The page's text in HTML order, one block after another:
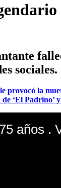
sociales.
provocó la
‘El Padrino’ y
años .